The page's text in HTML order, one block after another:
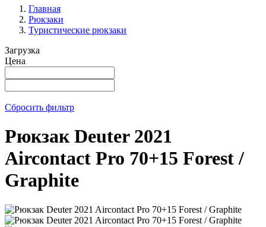
Главная
Рюкзаки
Туристические рюкзаки
Загрузка
Цена
Сбросить фильтр
Рюкзак Deuter 2021
Aircontact Pro 70+15 Forest /
Graphite